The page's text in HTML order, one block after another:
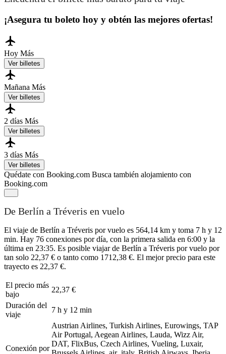
¡Asegura tu boleto hoy y obtén las mejores ofertas!
Hoy Más
Ver billetes
Mañana Más
Ver billetes
2 días Más
Ver billetes
3 días Más
Ver billetes
Quédate con Booking.com Busca también alojamiento con
Booking.com
De Berlín a Tréveris en vuelo
El viaje de Berlín a Tréveris por vuelo es 564,14 km y toma 7 h y 12
min. Hay 76 conexiones por día, con la primera salida en 6:00 y la
última en 23:35. Es posible viajar de Berlín a Tréveris por vuelo por
tan solo 22,37 € o tanto como 1712,38 €. El mejor precio para este
trayecto es 22,37 €.
El precio más
bajo
22,37 €
Duración del
viaje
7 h y 12 min
Conexión por
Austrian Airlines, Turkish Airlines, Eurowings, TAP
Air Portugal, Aegean Airlines, Lauda, Wizz Air,
DAT, FlixBus, Czech Airlines, Vueling, Luxair,